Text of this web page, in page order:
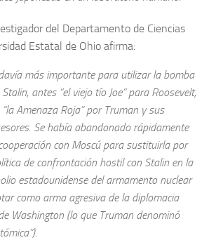
del Departamento de Ciencias
Estatal de Ohio afirma:
más importante para utilizar la bomba
antes “el viejo tío Joe” para Roosevelt,
Amenaza Roja” por Truman y sus
Se había abandonado rápidamente
con Moscú para sustituirla por
de confrontación hostil con Stalin en la
estadounidense del armamento nuclear
como arma agresiva de la diplomacia
Washington (lo que Truman denominó